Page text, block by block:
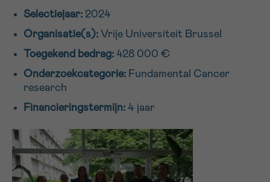
Selectiejaar: 2024
Organisatie(s): Vrije Universiteit Brussel
Toegekend bedrag: 428 000 €
Onderzoekcategorie: Fundamental Cancer
research
Financieringstermijn: 4 jaar
EMAIL
MIJN VRAAG
16h-18h
Verder